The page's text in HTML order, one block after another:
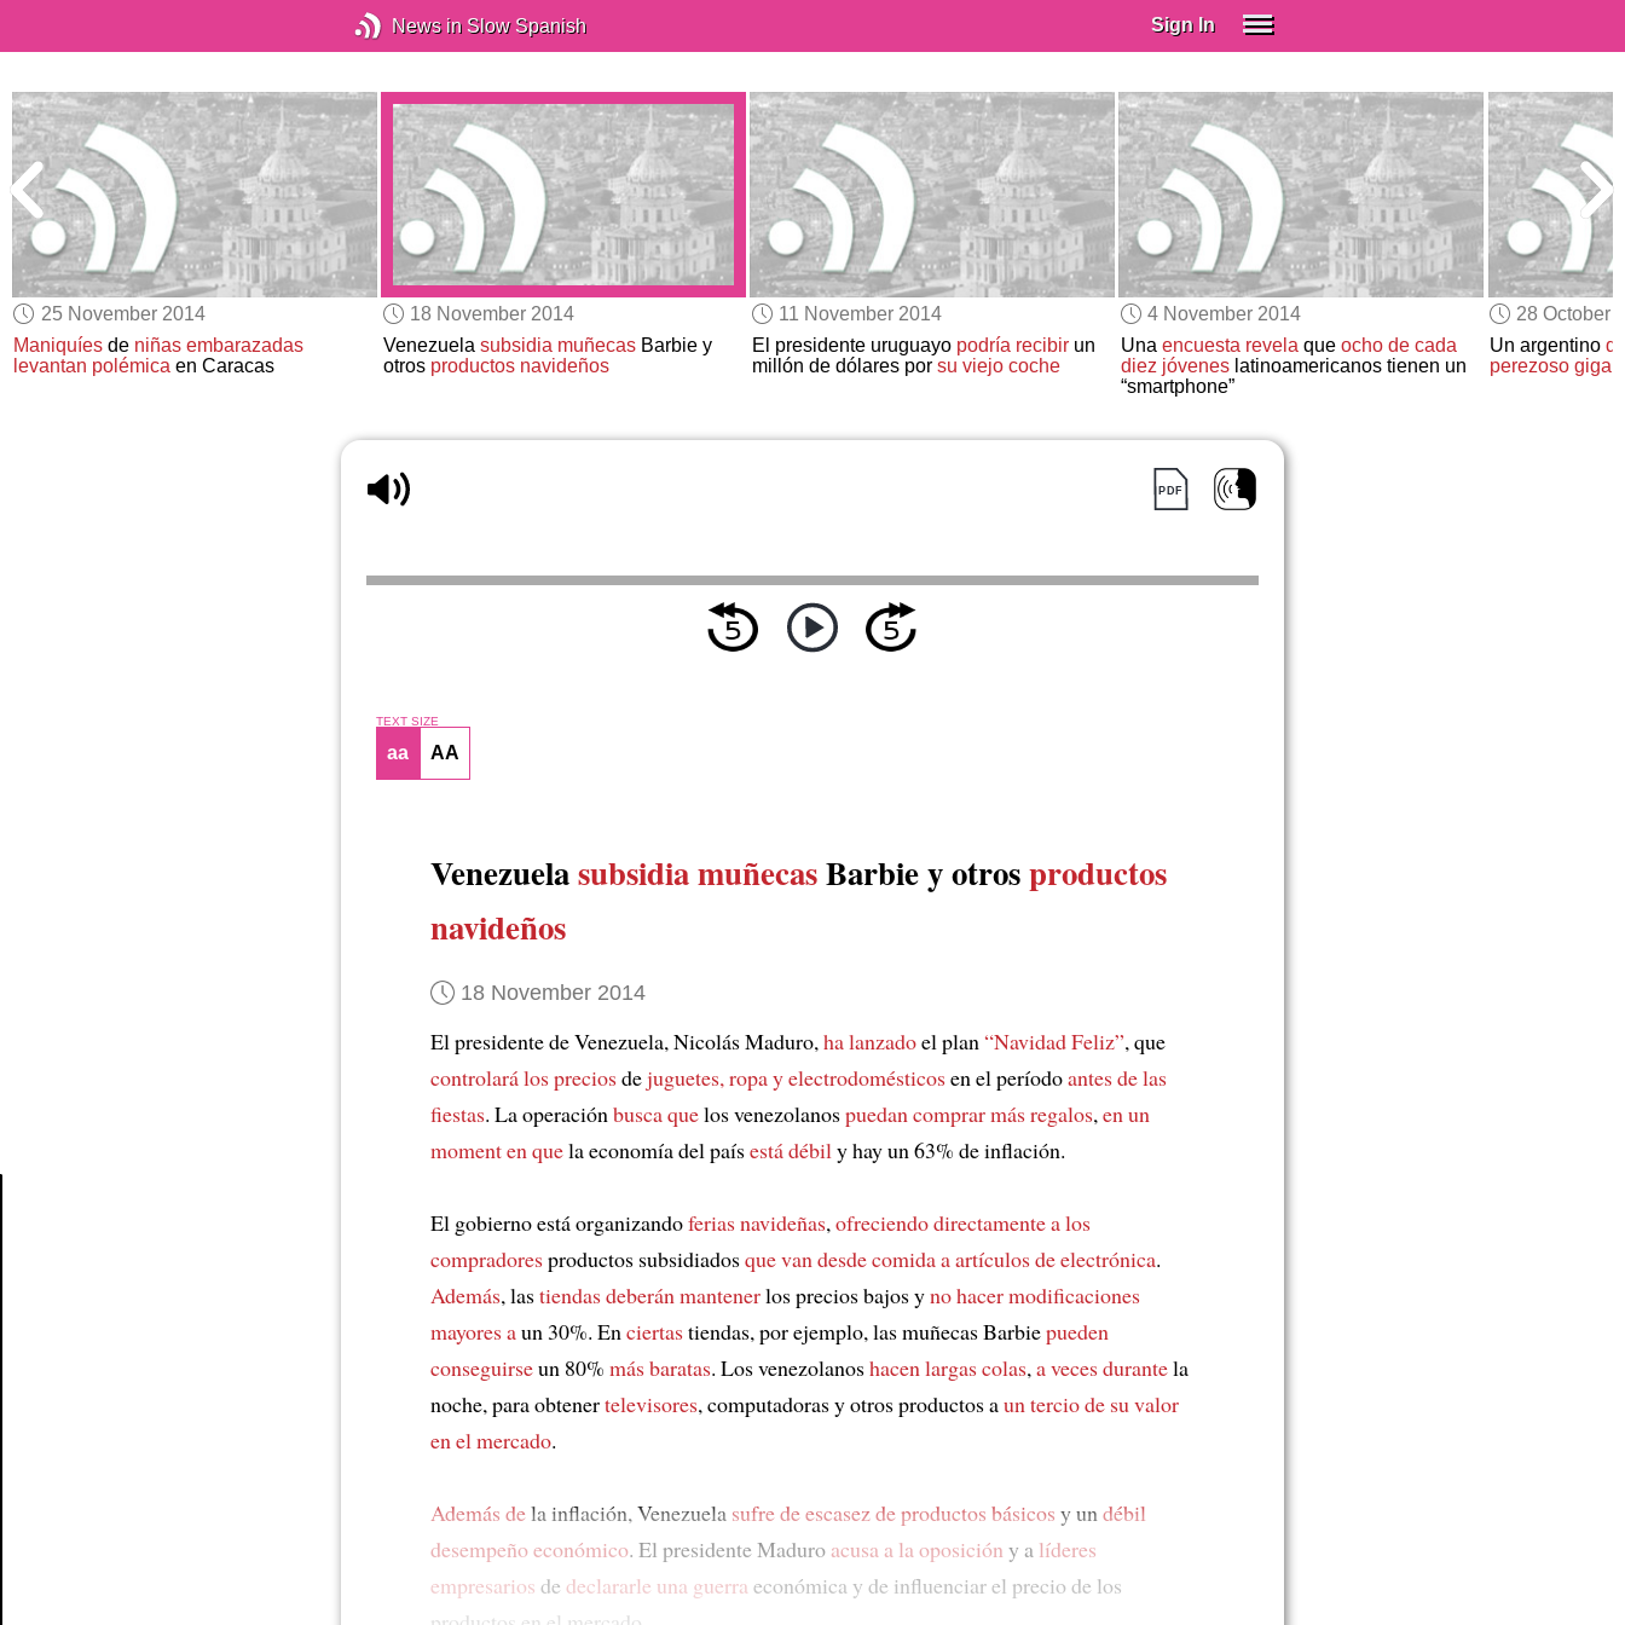
News in Slow Spanish Sign In
Spanish (Spain)
Spanish (Latino)
SUBSCRIBE
EDUCATIONAL LICENSES
GIFT CARDS
OTHER LANGUAGES
ABOUT US
25 November 2014
Maniquíes de niñas embarazadas
levantan polémica en Caracas
18 November 2014
Venezuela subsidia muñecasBarbie y
otros productos navideños
11 November 2014
El presidente uruguayo podría recibirun
millón de dólares por su viejo coche
4 November 2014
Una encuesta revelaque ocho de cada
diez jóveneslatinoamericanos tienen un
“smartphone”
28 October
Un argentino
perezoso
TEXT SIZE
aa AA
VenezuelasubsidiamuñecasBarbie y otrosproductos
navideños
18 November 2014
El presidente de Venezuela, Nicolás Maduro,ha lanzadoel plan“Navidad Feliz”, que
controlará los preciosdejuguetes, ropa y electrodomésticosen el períodoantes de las
fiestas. La operaciónbusca quelos venezolanospuedan comprar más regalos,en un
moment en quela economía del paísestá débily hay un 63% de inflación.
El gobierno está organizandoferias navideñas,ofreciendodirectamente a los
compradoresproductos subsidiadosque van desde comida a artículos de electrónica.
Además, lastiendas deberán mantenerlos precios bajos yno hacer modificaciones
mayores aun 30%. Enciertastiendas, por ejemplo, las muñecas Barbiepueden
conseguirseun 80% más baratas. Los venezolanoshacen largas colas,a veces durantela
noche, para obtenertelevisores, computadoras y otros productos aun tercio de su valor
en el mercado.
Además dela inflación, Venezuela sufre deescasez de productos básicos y undébil
desempeño económico. El presidente Maduro acusa a la oposición y a líderes
empresarios de declararle una guerra económica y de influenciar el precio de los